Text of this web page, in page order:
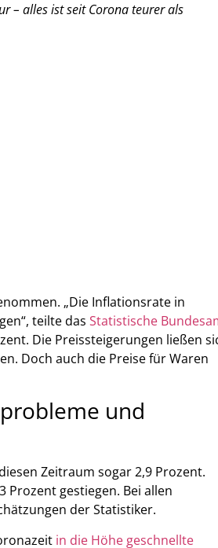
– alles ist seit Corona teurer als
„Die Inflationsrate in
teilte das Statistische
Die Preissteigerungen ließen
Doch auch die Preise für Waren
und
Zeitraum sogar 2,9 Prozent.
Prozent gestiegen. Bei allen
der Statistiker.
in die Höhe geschnellte